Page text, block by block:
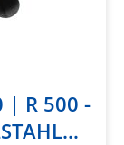
| R 500 -